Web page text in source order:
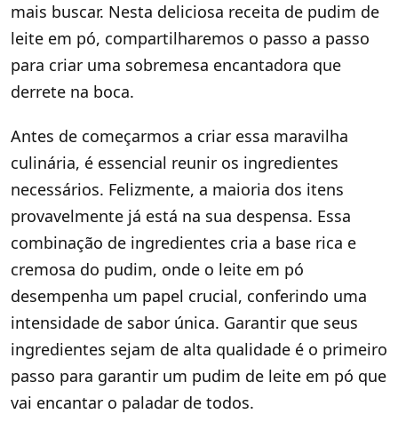
mais buscar. Nesta deliciosa receita de pudim de
leite em pó, compartilharemos o passo a passo
para criar uma sobremesa encantadora que
derrete na boca.
Antes de começarmos a criar essa maravilha
culinária, é essencial reunir os ingredientes
necessários. Felizmente, a maioria dos itens
provavelmente já está na sua despensa. Essa
combinação de ingredientes cria a base rica e
cremosa do pudim, onde o leite em pó
desempenha um papel crucial, conferindo uma
intensidade de sabor única. Garantir que seus
ingredientes sejam de alta qualidade é o primeiro
passo para garantir um pudim de leite em pó que
vai encantar o paladar de todos.